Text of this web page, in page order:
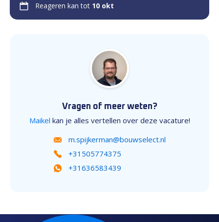
Reageren kan tot 10 okt
Vragen of meer weten?
Maikel kan je alles vertellen over deze vacature!
m.spijkerman@bouwselect.nl
+31505774375
+31636583439